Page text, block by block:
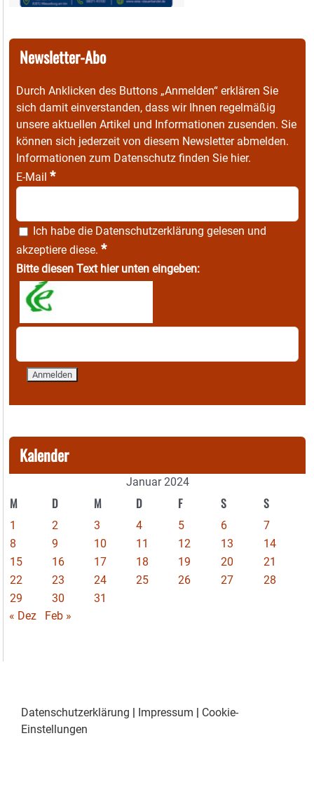
Newsletter-Abo
Durch Anklicken des Buttons „Anmelden“ erklären Sie
sich damit einverstanden, dass wir Ihnen regelmäßig
unsere aktuellen Artikel und Informationen zusenden. Sie
können sich jederzeit von diesem Newsletter abmelden.
Informationen zum Datenschutz finden Sie hier.
E-Mail *
Ich habe die Datenschutzerklärung gelesen und
akzeptiere diese. *
Bitte diesen Text hier unten eingeben:
Kalender
Januar 2024
M D M D F S S
1 2 3 4 5 6
7
8
9 10 11 12 13
14
15
16 17 18 19 20
21
22
23 24 25 26 27
28
29
30
31
« Dez
Feb »
Datenschutzerklärung | Impressum | Cookie-
Einstellungen